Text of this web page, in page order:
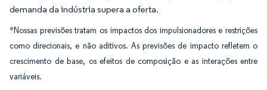
demanda da indústria supera a oferta.
*Nossas previsões tratam os impactos dos impulsionadores e restrições
como direcionais, e não aditivos. As previsões de impacto refletem o
crescimento de base, os efeitos de composição e as interações entre
variáveis.